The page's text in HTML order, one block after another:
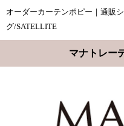
オーダーカーテンポピー｜通販
グ/SATELLITE
マナトレー